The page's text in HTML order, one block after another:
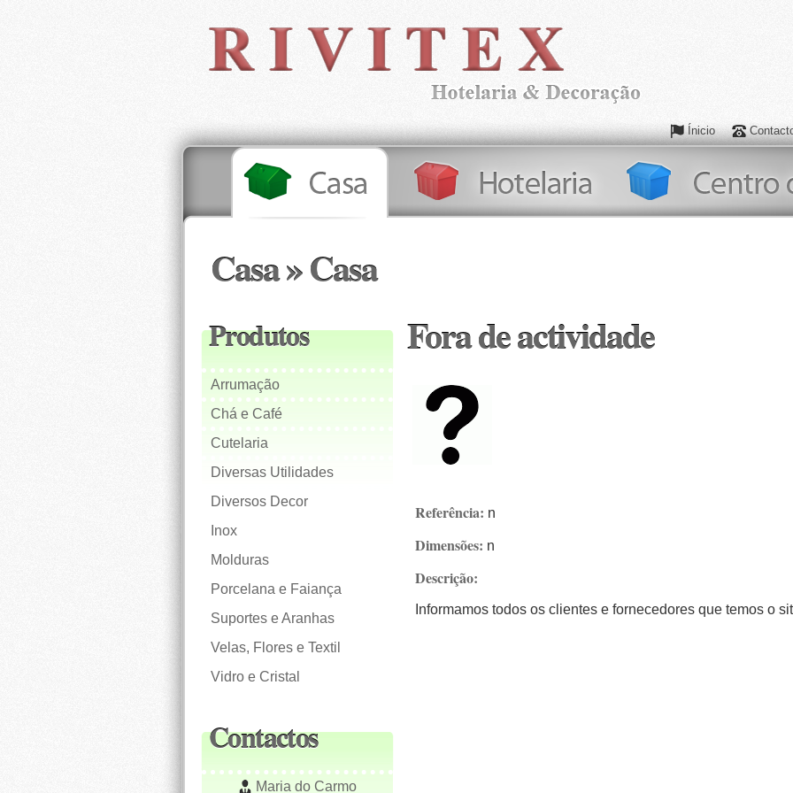
Ínicio
Casa » Casa
Produtos
Arrumação
Chá e Café
Cutelaria
Diversas Utilidades
Diversos Decor
Inox
Molduras
Porcelana e Faiança
Suportes e Aranhas
Velas, Flores e Textil
Vidro e Cristal
Contactos
Maria do Carmo
Fora de actividade
Referência: n
Dimensões: n
Descrição:
Informamos todos os clientes e fornecedores que temos o